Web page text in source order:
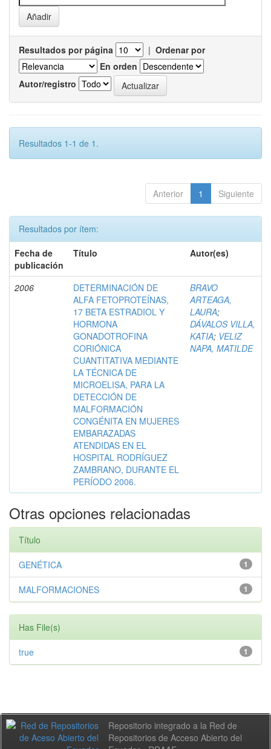
Resultados por página | Ordenar por
En orden
Autor/registro
Resultados 1-1 de 1.
Anterior 1 Siguiente
Resultados por ítem:
Fecha de
publicación
Título Autor(es)
2006
DETERMINACIÓN DE
ALFA FETOPROTEÍNAS,
17 BETA ESTRADIOL Y
HORMONA
GONADOTROFINA
CORIÓNICA
CUANTITATIVA MEDIANTE
LA TÉCNICA DE
MICROELISA, PARA LA
DETECCIÓN DE
MALFORMACIÓN
CONGÉNITA EN MUJERES
EMBARAZADAS
ATENDIDAS EN EL
HOSPITAL RODRÍGUEZ
ZAMBRANO, DURANTE EL
PERÍODO 2006.
BRAVO
ARTEAGA,
LAURA;
DÁVALOS VILLA,
KATIA; VELIZ
NAPA, MATILDE
Otras opciones relacionadas
Título
1
GENÉTICA
1
MALFORMACIONES
Has File(s)
1
true
Repositorio integrado a la Red de
Repositorios de Acceso Abierto del